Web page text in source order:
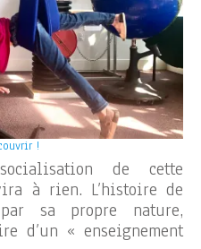
!
de cette
à rien. L’histoire de
sa propre nature,
d’un « enseignement